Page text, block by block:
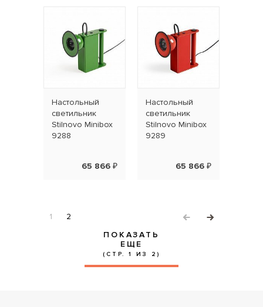
Наcтольный
светильник
Stilnovo Minibox
9288
65 866 ₽
Наcтольный
светильник
Stilnovo Minibox
9289
65 866 ₽
1
2
ПОКАЗАТЬ
ЕЩЕ
(СТР. 1 ИЗ 2)